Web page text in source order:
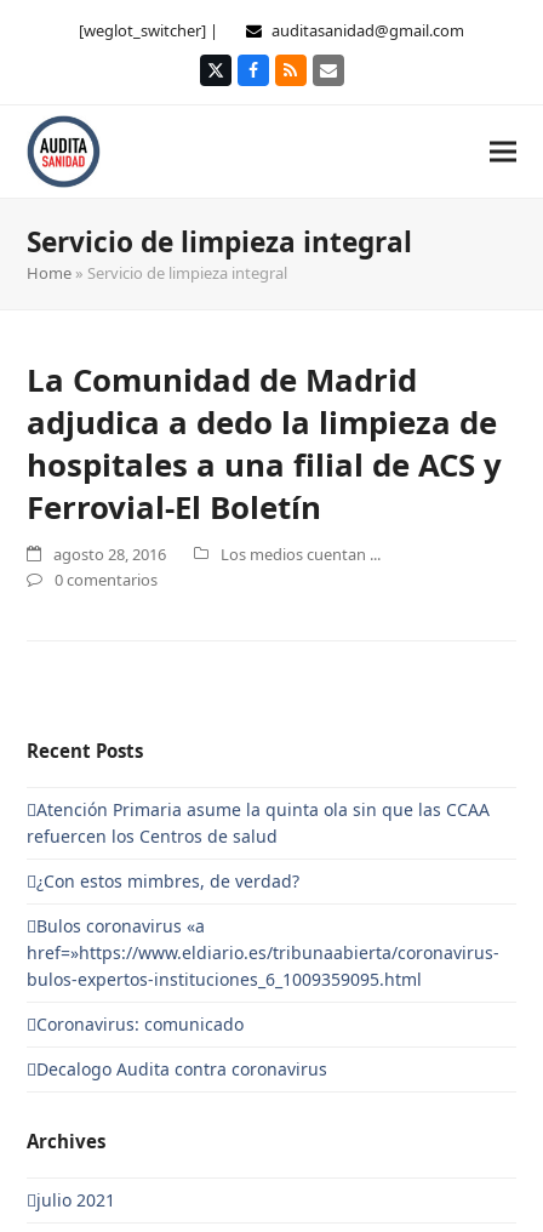
[weglot_switcher] | auditasanidad@gmail.com
TwitterFacebook
RSS Correo
Servicio de limpieza integral
Home » Servicio de limpieza integral
La Comunidad de Madrid
adjudica a dedo la limpieza de
hospitales a una filial de ACS y
Ferrovial-El Boletín
agosto 28, 2016
Los medios cuentan ...
0 comentarios
Recent Posts
Atención Primaria asume la quinta ola sin que las CCAA
refuercen los Centros de salud
¿Con estos mimbres, de verdad?
Bulos coronavirus «a
href=»https://www.eldiario.es/tribunaabierta/coronavirus-
bulos-expertos-instituciones_6_1009359095.html
Coronavirus: comunicado
Decalogo Audita contra coronavirus
Archives
julio 2021